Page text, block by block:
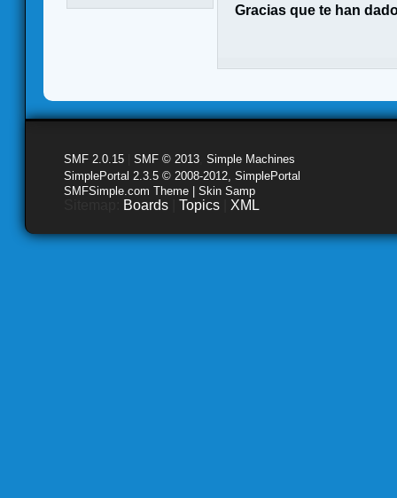
Gracias que te han
SMF 2.0.15 SMF © 2013 Simple Machines
SimplePortal 2.3.5 © 2008-2012, SimplePortal
SMFSimple.com Theme | Skin Samp
Boards Topics XML